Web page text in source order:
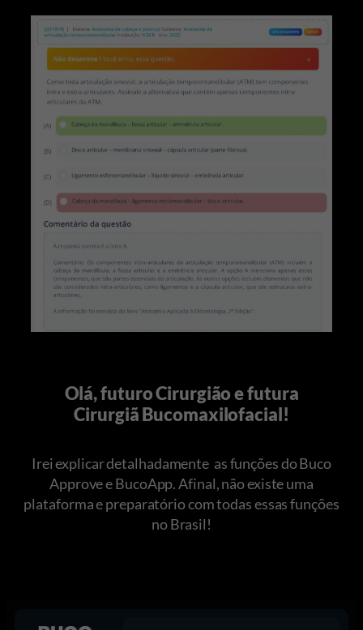
Olá, futuro Cirurgião e futura
Cirurgiã Bucomaxilofacial!
Irei explicar detalhadamente as funções do Buco
Approve e BucoApp. Afinal, não existe uma
plataforma e preparatório com todas essas funções
no Brasil!